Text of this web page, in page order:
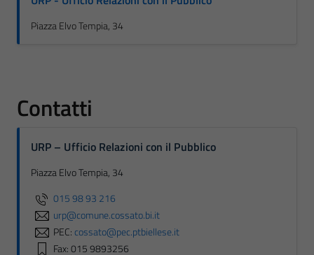
Piazza Elvo Tempia, 34
Contatti
URP – Ufficio Relazioni con il Pubblico
Piazza Elvo Tempia, 34
015 98 93 216
urp@comune.cossato.bi.it
PEC:cossato@pec.ptbiellese.it
Fax: 015 9893256